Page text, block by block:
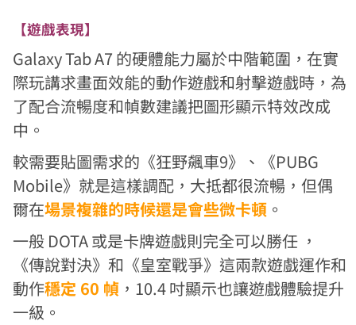
【遊戲表現】
Galaxy Tab A7 的硬體能力屬於中階範圍，在實
際玩講求畫面效能的動作遊戲和射擊遊戲時，為
了配合流暢度和幀數建議把圖形顯示特效改成
中。
較需要貼圖需求的《狂野飆車9》、《PUBG
Mobile》就是這樣調配，大抵都很流暢，但偶
爾在場景複雜的時候還是會些微卡頓 。
一般 DOTA 或是卡牌遊戲則完全可以勝任 ，
《傳說對決》和《皇室戰爭》這兩款遊戲運作和
動作穩定 60 幀 ，10.4 吋顯示也讓遊戲體驗提升
一級。